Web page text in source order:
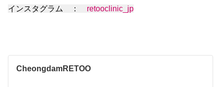
インスタグラム ： retooclinic_jp
CheongdamRETOO